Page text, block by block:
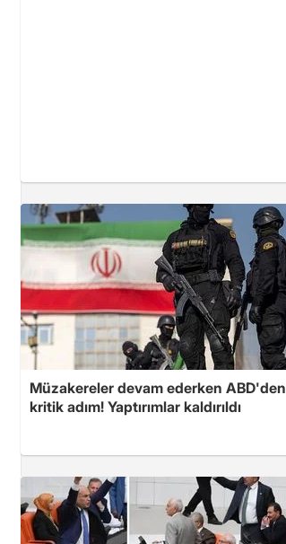
Müzakereler devam ederken ABD'den
kritik adım! Yaptırımlar kaldırıldı